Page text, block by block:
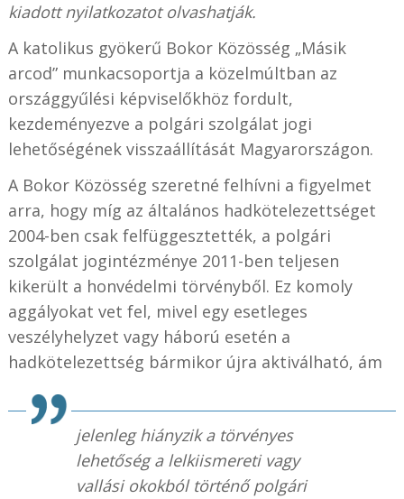
kiadott nyilatkozatot olvashatják.
A katolikus gyökerű Bokor Közösség „Másik
arcod” munkacsoportja a közelmúltban az
országgyűlési képviselőkhöz fordult,
kezdeményezve a polgári szolgálat jogi
lehetőségének visszaállítását Magyarországon.
A Bokor Közösség szeretné felhívni a figyelmet
arra, hogy míg az általános hadkötelezettséget
2004-ben csak felfüggesztették, a polgári
szolgálat jogintézménye 2011-ben teljesen
kikerült a honvédelmi törvényből. Ez komoly
aggályokat vet fel, mivel egy esetleges
veszélyhelyzet vagy háború esetén a
hadkötelezettség bármikor újra aktiválható, ám
jelenleg hiányzik a törvényes
lehetőség a lelkiismereti vagy
vallási okokból történő polgári